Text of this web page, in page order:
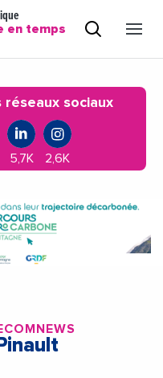
en temps
réseaux sociaux
5,7K 2,6K